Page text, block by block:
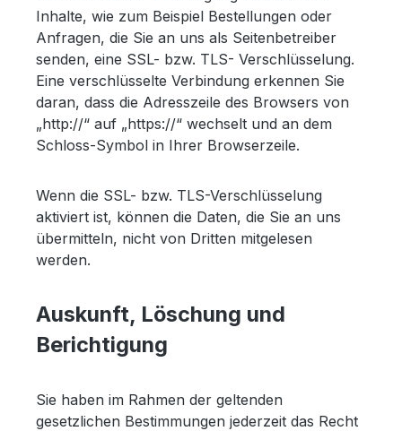
Inhalte, wie zum Beispiel Bestellungen oder
Anfragen, die Sie an uns als Seitenbetreiber
senden, eine SSL- bzw. TLS- Verschlüsselung.
Eine verschlüsselte Verbindung erkennen Sie
daran, dass die Adresszeile des Browsers von
„http://“ auf „https://“ wechselt und an dem
Schloss-Symbol in Ihrer Browserzeile.
Wenn die SSL- bzw. TLS-Verschlüsselung
aktiviert ist, können die Daten, die Sie an uns
übermitteln, nicht von Dritten mitgelesen
werden.
Auskunft, Löschung und
Berichtigung
Sie haben im Rahmen der geltenden
gesetzlichen Bestimmungen jederzeit das Recht